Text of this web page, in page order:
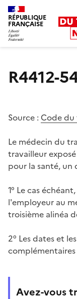
RÉPUBLIQUE
FRANÇAISE
R4412-
Source : Code du
Le médecin du
travailleur
pour la santé, un
1° Le cas
l'employeur au
troisième alinéa
2° Les dates et
Avez-vous